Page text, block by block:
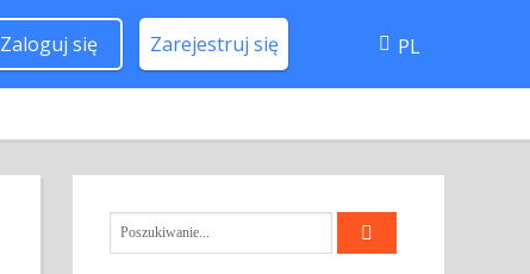
Zaloguj się Zarejestruj się PL